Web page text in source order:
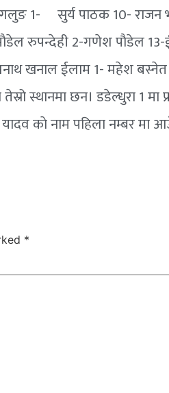
1- सुर्य पाठक 10- राजन
रुपन्देही 2-गणेश पाैडेल 13-
15-झलनाथ खनाल ईलाम
स्थानमा छन। डडेल्धुरा 1 मा
यादव काे नाम पहिला नम्बर मा
*